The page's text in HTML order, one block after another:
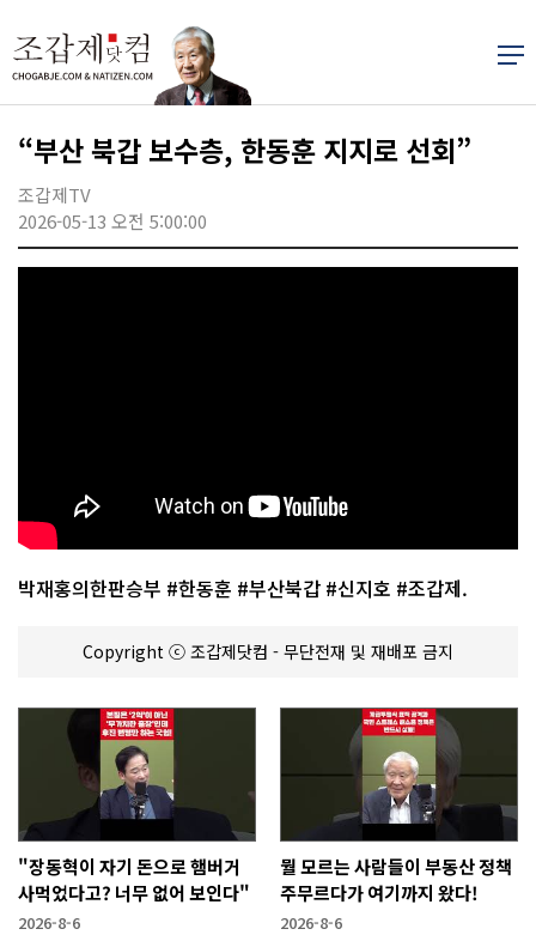
“부산 북갑 보수층, 한동훈 지지로 선회”
조갑제TV
2026-05-13 오전 5:00:00
박재홍의한판승부 #한동훈 #부산북갑 #신지호 #조갑제.
Copyright ⓒ 조갑제닷컴 - 무단전재 및 재배포 금지
"장동혁이 자기 돈으로 햄버거
사먹었다고? 너무 없어 보인다"
2026-8-6
뭘 모르는 사람들이 부동산 정책
주무르다가 여기까지 왔다!
2026-8-6